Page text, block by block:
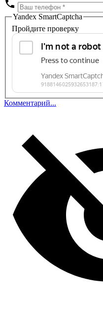
Yandex SmartCaptcha
Пройдите проверку
Комментарий...